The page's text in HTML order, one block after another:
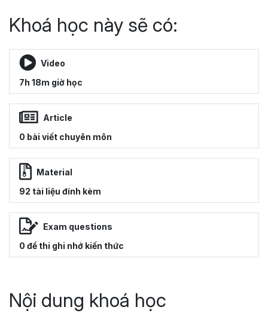
Khoá học này sẽ có:
Video
7h 18m giờ học
Article
0 bài viết chuyên môn
Material
92 tài liệu đính kèm
Exam questions
0 đề thi ghi nhớ kiến thức
Nội dung khoá học